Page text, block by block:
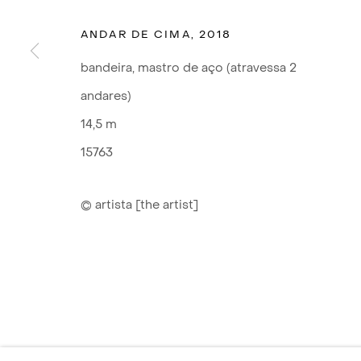
ANDAR DE CIMA, 2018
bandeira, mastro de aço (atravessa 2
andares)
14,5 m
15763
© artista [the artist]